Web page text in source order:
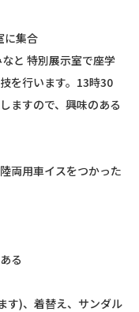
に集合
と 特別展示室で座学
を行います。13時30
ますので、興味のある
用車イスをつかった
る
す)、着替え、サンダル